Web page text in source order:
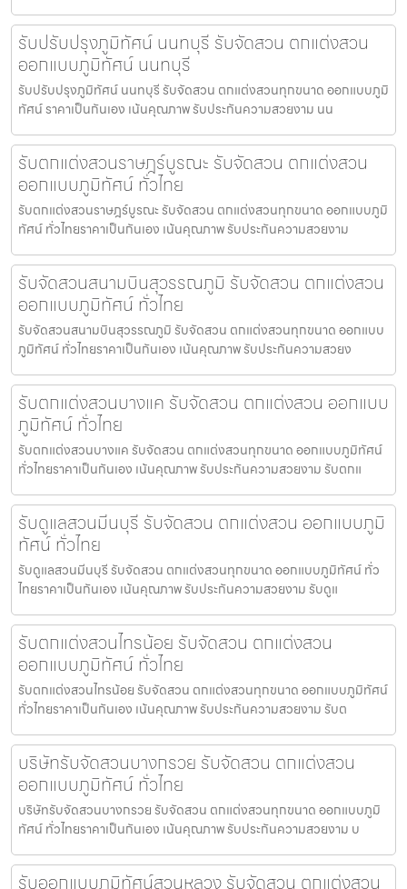
รับปรับปรุงภูมิทัศน์ นนทบุรี รับจัดสวน ตกแต่งสวน
ออกแบบภูมิทัศน์ นนทบุรี
รับปรับปรุงภูมิทัศน์ นนทบุรี รับจัดสวน ตกแต่งสวนทุกขนาด ออกแบบภูมิ
ทัศน์ ราคาเป็นกันเอง เน้นคุณภาพ รับประกันความสวยงาม นน
รับตกแต่งสวนราษฎร์บูรณะ รับจัดสวน ตกแต่งสวน
ออกแบบภูมิทัศน์ ทั่วไทย
รับตกแต่งสวนราษฎร์บูรณะ รับจัดสวน ตกแต่งสวนทุกขนาด ออกแบบภูมิ
ทัศน์ ทั่วไทยราคาเป็นกันเอง เน้นคุณภาพ รับประกันความสวยงาม
รับจัดสวนสนามบินสุวรรณภูมิ รับจัดสวน ตกแต่งสวน
ออกแบบภูมิทัศน์ ทั่วไทย
รับจัดสวนสนามบินสุวรรณภูมิ รับจัดสวน ตกแต่งสวนทุกขนาด ออกแบบ
ภูมิทัศน์ ทั่วไทยราคาเป็นกันเอง เน้นคุณภาพ รับประกันความสวยง
รับตกแต่งสวนบางแค รับจัดสวน ตกแต่งสวน ออกแบบ
ภูมิทัศน์ ทั่วไทย
รับตกแต่งสวนบางแค รับจัดสวน ตกแต่งสวนทุกขนาด ออกแบบภูมิทัศน์
ทั่วไทยราคาเป็นกันเอง เน้นคุณภาพ รับประกันความสวยงาม รับตกแ
รับดูแลสวนมีนบุรี รับจัดสวน ตกแต่งสวน ออกแบบภูมิ
ทัศน์ ทั่วไทย
รับดูแลสวนมีนบุรี รับจัดสวน ตกแต่งสวนทุกขนาด ออกแบบภูมิทัศน์ ทั่ว
ไทยราคาเป็นกันเอง เน้นคุณภาพ รับประกันความสวยงาม รับดูแ
รับตกแต่งสวนไทรน้อย รับจัดสวน ตกแต่งสวน
ออกแบบภูมิทัศน์ ทั่วไทย
รับตกแต่งสวนไทรน้อย รับจัดสวน ตกแต่งสวนทุกขนาด ออกแบบภูมิทัศน์
ทั่วไทยราคาเป็นกันเอง เน้นคุณภาพ รับประกันความสวยงาม รับต
บริษัทรับจัดสวนบางกรวย รับจัดสวน ตกแต่งสวน
ออกแบบภูมิทัศน์ ทั่วไทย
บริษัทรับจัดสวนบางกรวย รับจัดสวน ตกแต่งสวนทุกขนาด ออกแบบภูมิ
ทัศน์ ทั่วไทยราคาเป็นกันเอง เน้นคุณภาพ รับประกันความสวยงาม บ
รับออกแบบภูมิทัศน์สวนหลวง รับจัดสวน ตกแต่งสวน